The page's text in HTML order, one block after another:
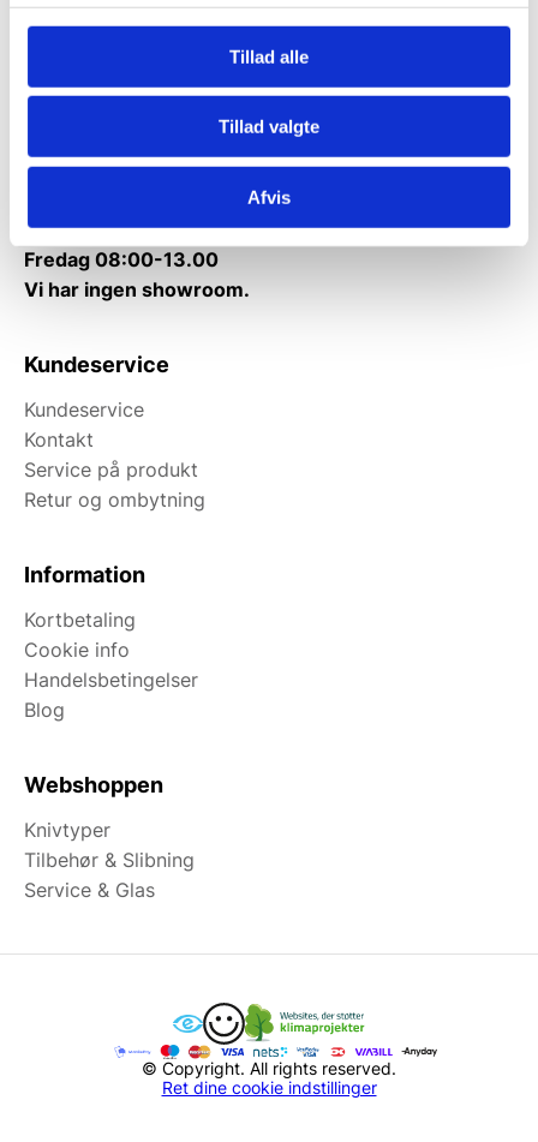
Tillad alle
Tillad valgte
Afvis
Mandag til torsdag: 10:00 – 14:00.
Fredag: Telefonlukket.
man-torsdag fra 08:00-16:00.
Fredag 08:00-13.00
Vi har ingen showroom.
Kundeservice
Kundeservice
Kontakt
Service på produkt
Retur og ombytning
Information
Kortbetaling
Cookie info
Handelsbetingelser
Blog
Webshoppen
Knivtyper
Tilbehør & Slibning
Service & Glas
© Copyright. All rights reserved.
Ret dine cookie indstillinger